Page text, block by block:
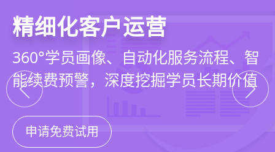
教培行业CRM
以学员为中心，打通从引流、转化、
教学到复购转介绍的全生命周期增长
引擎
申请免费试用
智能销售漏斗
线索自动分配、标准化跟单、试听转
化分析，打造高绩效招生团队
申请免费试用
精细化客户运营
360°学员画像、自动化服务流程、智
能续费预警，深度挖掘学员长期价值
申请免费试用
私域招生与裂变
集成企微SCRM、小程序商城、丰富
裂变工具，实现低成本口碑增长
申请免费试用